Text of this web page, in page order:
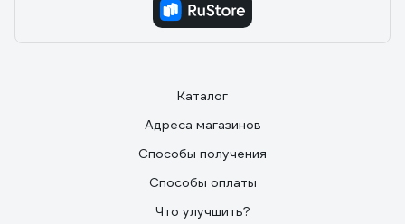
Каталог
Адреса магазинов
Способы получения
Способы оплаты
Что улучшить?